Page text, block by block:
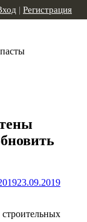
| Регистрация
23.09.2019